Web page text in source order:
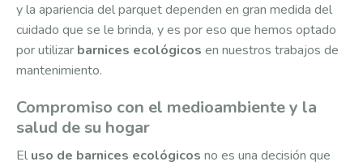
y la apariencia del parquet dependen en gran medida del
cuidado que se le brinda, y es por eso que hemos optado
por utilizar barnices ecológicos en nuestros trabajos de
mantenimiento.
Compromiso con el medioambiente y la
salud de su hogar
El uso de barnices ecológicos no es una decisión que